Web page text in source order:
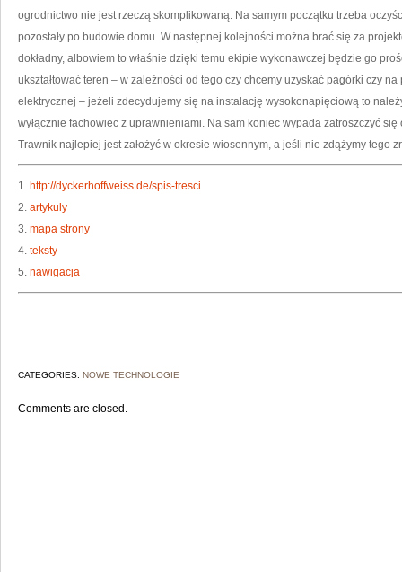
TYM
ogrodnictwo nie jest rzeczą skomplikowaną. Na samym początku trzeba
pozostały po budowie domu. W następnej kolejności można brać się za
dokładny, albowiem to właśnie dzięki temu ekipie wykonawczej będzie go
ukształtować teren – w zależności od tego czy chcemy uzyskać pagórki czy
elektrycznej – jeżeli zdecydujemy się na instalację wysokonapięciową to
wyłącznie fachowiec z uprawnieniami. Na sam koniec wypada zatroszczyć
Trawnik najlepiej jest założyć w okresie wiosennym, a jeśli nie zdążymy tego
1. http://dyckerhoffweiss.de/spis-tresci
2. artykuly
3. mapa strony
4. teksty
5. nawigacja
CATEGORIES: NOWE TECHNOLOGIE
Comments are closed.